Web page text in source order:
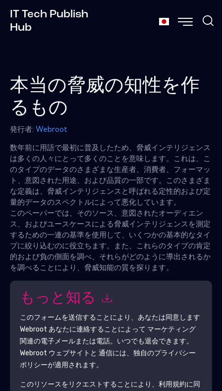
IT Tech Publish
Hub
本当の脅威の知性を作
るもの
発行者: Webroot
数年前に用語で最初に普及したため、脅威インテリジェンス
は多くの人々にとって多くのことを意味します。これは、こ
のタイプのデータのさまざまな生産者、消費者、フォーマッ
ト、意図された用途、および品質の一部です。このさまざま
な定義は、脅威インテリジェンスと呼ばれる定性的および定
量的データのスペクトルによって悪化しています。
このペーパーでは、そのソース、意図されたオーディエン
ス、およびユースケースによる脅威インテリジェンスを測定
するための一連の基準を使用して、いくつかの基本的なタイ
プに絞り込むのに役立ちます。また、これらのタイプの肯定
的および負の側面を調べ、それらがどのように導出されるか
を調べることにより、脅威知能の質を探ります。
もっと知る
このフォームを送信することにより、あなたは同意します
Webroot あなたに連絡することによって マーケティング
関連の電子メールまたは電話。いつでも退会できます。
Webroot ウェブサイトと 通信には、独自のプライバシー
ポリシーが適用されます。
このリソースをリクエストすることにより、利用規約に同